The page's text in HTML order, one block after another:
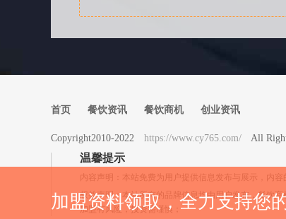
加盟资料领取，全力支持您
首页 餐饮资讯 餐饮商机 创业资讯
Copyright2010-2022 https://www.cy765.com/ All
温馨提示
内容声明：本站免费为用户提供信息发布与展示，内
权益声明：本站所有的品牌信息均由用户发布，餐饮
加盟有风险，投资需谨慎；